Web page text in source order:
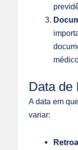
Data de
A data em
variar: